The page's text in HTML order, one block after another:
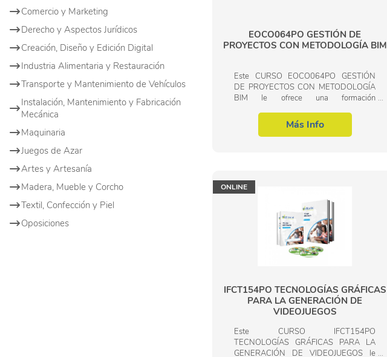
Comercio y Marketing
Derecho y Aspectos Jurídicos
Creación, Diseño y Edición Digital
Industria Alimentaria y Restauración
Transporte y Mantenimiento de Vehículos
Instalación, Mantenimiento y Fabricación
Mecánica
Maquinaria
Juegos de Azar
Artes y Artesanía
Madera, Mueble y Corcho
Textil, Confección y Piel
Oposiciones
EOCO064PO GESTIÓN DE
PROYECTOS CON METODOLOGÍA BIM
Este CURSO EOCO064PO GESTIÓN
DE PROYECTOS CON METODOLOGÍA
BIM le ofrece una formación
Familia Profesional de Edificación y obra
civil. Con este CURSO...
Más Info
ONLINE
IFCT154PO TECNOLOGÍAS GRÁFICAS
PARA LA GENERACIÓN DE
VIDEOJUEGOS
Este CURSO IFCT154PO
TECNOLOGÍAS GRÁFICAS PARA LA
GENERACIÓN DE VIDEOJUEGOS le